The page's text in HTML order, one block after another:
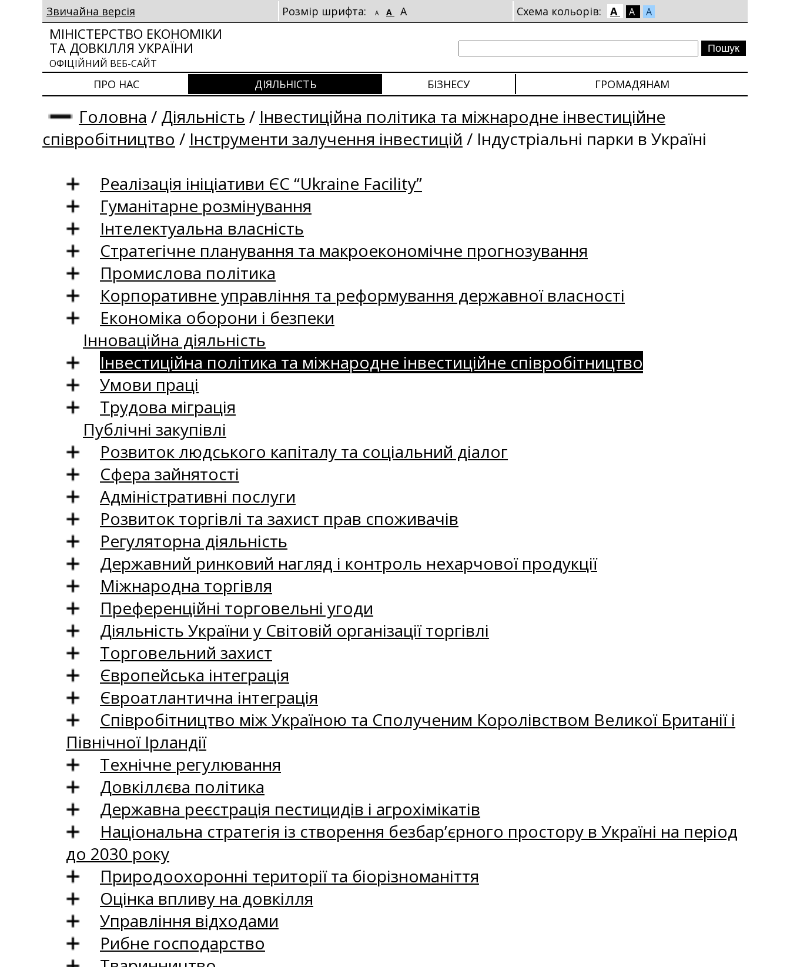
Звичайна версія Розмір шрифта: A A A Схема кольорів: A A A
МІНІСТЕРСТВО ЕКОНОМІКИ
ТА ДОВКІЛЛЯ УКРАЇНИ
ОФІЦІЙНИЙ ВЕБ-САЙТ
ПРО НАС ДІЯЛЬНІСТЬ БІЗНЕСУ ГРОМАДЯНАМ
Головна / Діяльність / Інвестиційна політика та міжнародне інвестиційне
співробітництво / Інструменти залучення інвестицій / Індустріальні парки в Україні
Реалізація ініціативи ЄС “Ukraine Facility”
Гуманітарне розмінування
Інтелектуальна власність
Стратегічне планування та макроекономічне прогнозування
Промислова політика
Корпоративне управління та реформування державної власності
Економіка оборони і безпеки
Інноваційна діяльність
Інвестиційна політика та міжнародне інвестиційне співробітництво
Умови праці
Трудова міграція
Публічні закупівлі
Розвиток людського капіталу та соціальний діалог
Сфера зайнятості
Адміністративні послуги
Розвиток торгівлі та захист прав споживачів
Регуляторна діяльність
Державний ринковий нагляд і контроль нехарчової продукції
Міжнародна торгівля
Преференційні торговельні угоди
Діяльність України у Світовій організації торгівлі
Торговельний захист
Європейська інтеграція
Євроатлантична інтеграція
Співробітництво між Україною та Сполученим Королівством Великої Британії і
Північної Ірландії
Технічне регулювання
Довкіллєва політика
Державна реєстрація пестицидів і агрохімікатів
Національна стратегія із створення безбар’єрного простору в Україні на період
до 2030 року
Природоохоронні території та біорізноманіття
Оцінка впливу на довкілля
Управління відходами
Рибне господарство